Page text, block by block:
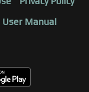
User Manual